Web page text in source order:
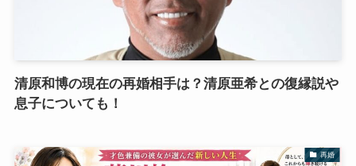
清原和博の現在の再婚相手は？清原亜希との復縁説や
息子についても！
再婚